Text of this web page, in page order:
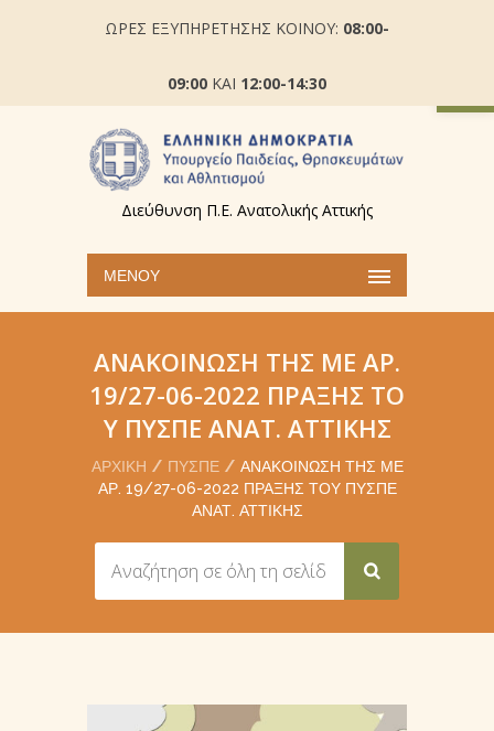
ΩΡΕΣ ΕΞΥΠΗΡΕΤΗΣΗΣ ΚΟΙΝΟΥ: 08:00-
09:00 ΚΑΙ 12:00-14:30
Διεύθυνση Π.Ε. Ανατολικής Αττικής
ΜΕΝΟΎ
ΑΝΑΚΟΊΝΩΣΗ ΤΗΣ ΜΕ ΑΡ.
19/27-06-2022 ΠΡΆΞΗΣ ΤΟ
Υ ΠΥΣΠΕ ΑΝΑΤ. ΑΤΤΙΚΉΣ
ΑΡΧΙΚΉ ΠΥΣΠΕ
ΑΝΑΚΟΊΝΩΣΗ ΤΗΣ ΜΕ
ΑΡ. 19/27-06-2022 ΠΡΆΞΗΣ ΤΟΥ ΠΥΣΠΕ
ΑΝΑΤ. ΑΤΤΙΚΉΣ